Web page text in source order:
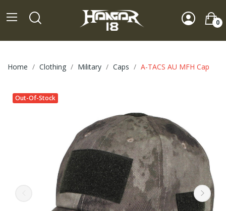
0
Home Clothing Military Caps A-TACS AU MFH Cap
Out-Of-Stock